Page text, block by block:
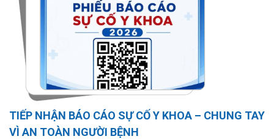
TIẾP NHẬN BÁO CÁO SỰ CỐ Y KHOA – CHUNG TAY
VÌ AN TOÀN NGƯỜI BỆNH